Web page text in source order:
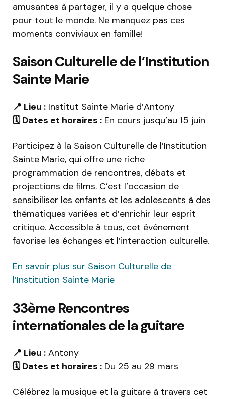
amusantes à partager, il y a quelque chose
pour tout le monde. Ne manquez pas ces
moments conviviaux en famille!
Saison Culturelle de l’Institution
Sainte Marie
📍 Lieu : Institut Sainte Marie d’Antony
🗓️ Dates et horaires : En cours jusqu’au 15 juin
Participez à la Saison Culturelle de l’Institution
Sainte Marie, qui offre une riche
programmation de rencontres, débats et
projections de films. C’est l’occasion de
sensibiliser les enfants et les adolescents à des
thématiques variées et d’enrichir leur esprit
critique. Accessible à tous, cet événement
favorise les échanges et l’interaction culturelle.
En savoir plus sur Saison Culturelle de
l’Institution Sainte Marie
33ème Rencontres
internationales de la guitare
📍 Lieu : Antony
🗓️ Dates et horaires : Du 25 au 29 mars
Célébrez la musique et la guitare à travers cet